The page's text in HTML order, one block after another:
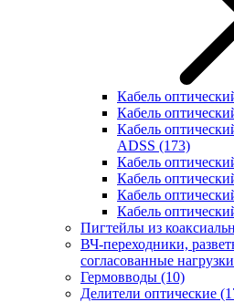
Кабель
Кабель
Кабель
ADSS (173)
Кабель
Кабель
Кабель
Кабель
Пигтейлы из
ВЧ-переходники,
согласованные нагрузки
Гермовводы (10)
Делители оптические